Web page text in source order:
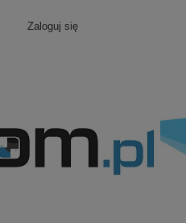
Zaloguj się